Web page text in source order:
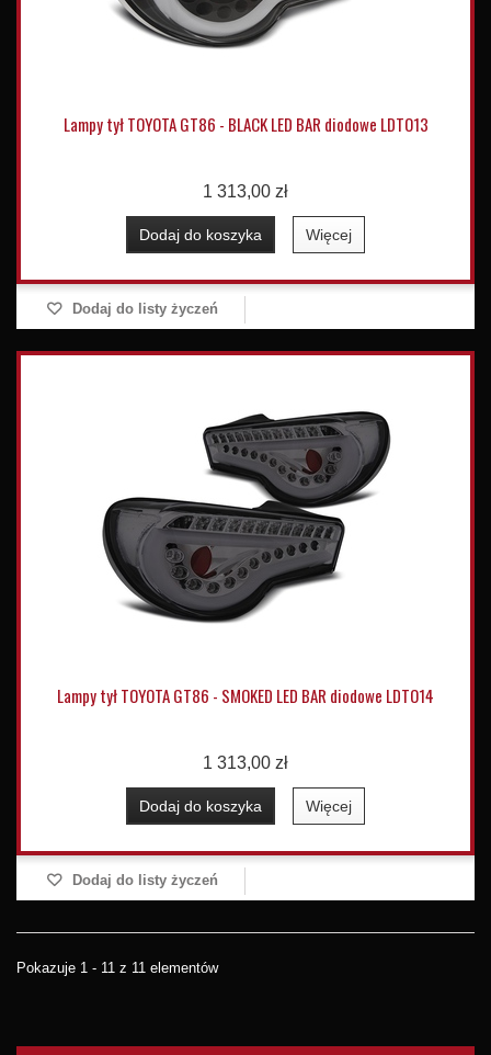
Lampy tył TOYOTA GT86 - BLACK LED BAR diodowe LDTO13
1 313,00 zł
Dodaj do koszyka Więcej
Dodaj do listy życzeń
Lampy tył TOYOTA GT86 - SMOKED LED BAR diodowe LDTO14
1 313,00 zł
Dodaj do koszyka Więcej
Dodaj do listy życzeń
Pokazuje 1 - 11 z 11 elementów